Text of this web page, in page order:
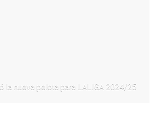
la nueva pelota para LALIGA 2024/25